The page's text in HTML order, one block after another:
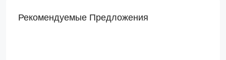
Рекомендуемые Предложения